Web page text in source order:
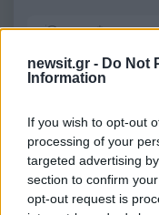
newsit.gr - Do Not
Information
If you wish to opt-out
processing of your
targeted advertising
section to confirm
opt-out request is